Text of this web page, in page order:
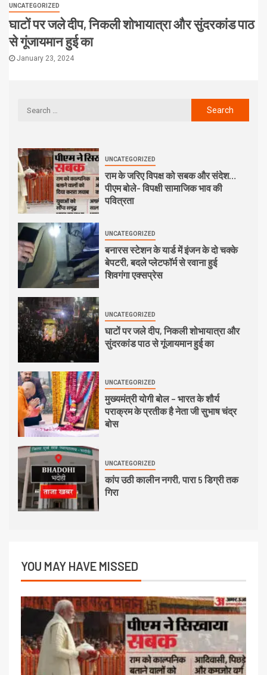
UNCATEGORIZED
घाटों पर जले दीप, निकली शोभायात्रा और सुंदरकांड पाठ
से गूंजायमान हुई का
January 23, 2024
UNCATEGORIZED
राम के जरिए विपक्ष को सबक और संदेश…
पीएम बोले- विपक्षी सामाजिक भाव की
पवित्रता
UNCATEGORIZED
बनारस स्टेशन के यार्ड में इंजन के दो चक्के
बेपटरी, बदले प्लेटफॉर्म से रवाना हुई
शिवगंगा एक्सप्रेस
UNCATEGORIZED
घाटों पर जले दीप, निकली शोभायात्रा और
सुंदरकांड पाठ से गूंजायमान हुई का
UNCATEGORIZED
मुख्यमंत्री योगी बोल – भारत के शौर्य
पराक्रम के प्रतीक है नेता जी सुभाष चंद्र
बोस
UNCATEGORIZED
कांप उठी कालीन नगरी, पारा 5 डिग्री तक
गिरा
YOU MAY HAVE MISSED